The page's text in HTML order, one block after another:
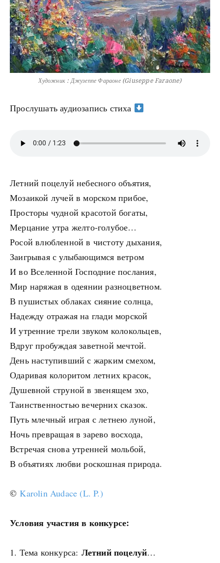
Художник : Джузеппе Фараоне (Giuseppe Faraone)
Прослушать аудиозапись стиха
Летний поцелуй небесного объятия,
Мозаикой лучей в морском прибое,
Просторы чудной красотой богаты,
Мерцание утра желто-голубое…
Росой влюбленной в чистоту дыхания,
Заигрывая с улыбающимся ветром
И во Вселенной Господние послания,
Мир наряжая в одеянии разноцветном.
В пушистых облаках сияние солнца,
Надежду отражая на глади морской
И утренние трели звуком колокольцев,
Вдруг пробуждая заветной мечтой.
День наступивший с жарким смехом,
Одаривая колоритом летних красок,
Душевной струной в звенящем эхо,
Таинственностью вечерних сказок.
Путь млечный играя с летнею луной,
Ночь превращая в зарево восхода,
Встречая снова утренней мольбой,
В объятиях любви роскошная природа.
©Karolin Audace (L. P.)
Условия участия в конкурсе:
Тема конкурса: Летний поцелуй…